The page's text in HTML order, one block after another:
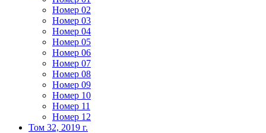
Номер 02
Номер 03
Номер 04
Номер 05
Номер 06
Номер 07
Номер 08
Номер 09
Номер 10
Номер 11
Номер 12
Том 32, 2019 г.